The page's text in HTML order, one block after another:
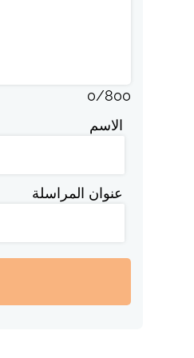
0/800
الاسم
عنوان المراسلة